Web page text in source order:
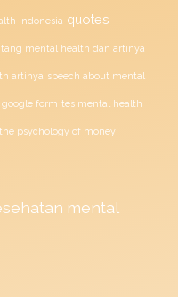
indonesia quotes
mental health dan artinya
artinya speech about mental
form tes mental health
the psychology of money
mental